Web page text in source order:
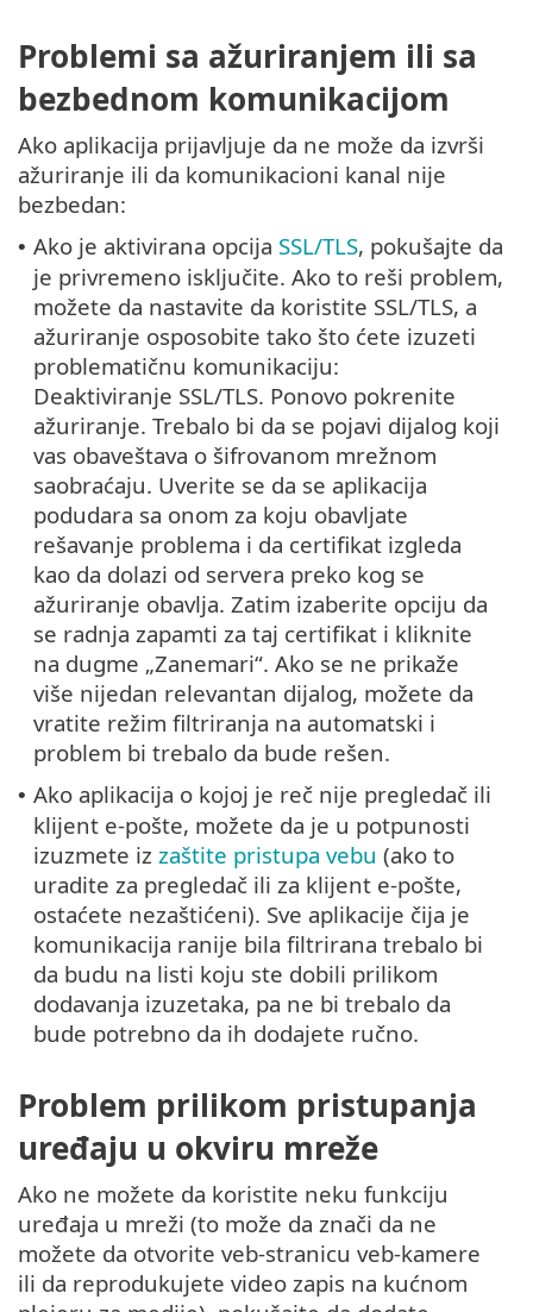
Problemi sa ažuriranjem ili sa
bezbednom komunikacijom
Ako aplikacija prijavljuje da ne može da izvrši
ažuriranje ili da komunikacioni kanal nije
bezbedan:
• Ako je aktivirana opcija SSL/TLS, pokušajte da
je privremeno isključite. Ako to reši problem,
možete da nastavite da koristite SSL/TLS, a
ažuriranje osposobite tako što ćete izuzeti
problematičnu komunikaciju:
Deaktiviranje SSL/TLS. Ponovo pokrenite
ažuriranje. Trebalo bi da se pojavi dijalog koji
vas obaveštava o šifrovanom mrežnom
saobraćaju. Uverite se da se aplikacija
podudara sa onom za koju obavljate
rešavanje problema i da certifikat izgleda
kao da dolazi od servera preko kog se
ažuriranje obavlja. Zatim izaberite opciju da
se radnja zapamti za taj certifikat i kliknite
na dugme „Zanemari“. Ako se ne prikaže
više nijedan relevantan dijalog, možete da
vratite režim filtriranja na automatski i
problem bi trebalo da bude rešen.
• Ako aplikacija o kojoj je reč nije pregledač ili
klijent e-pošte, možete da je u potpunosti
izuzmete iz zaštite pristupa vebu (ako to
uradite za pregledač ili za klijent e-pošte,
ostaćete nezaštićeni). Sve aplikacije čija je
komunikacija ranije bila filtrirana trebalo bi
da budu na listi koju ste dobili prilikom
dodavanja izuzetaka, pa ne bi trebalo da
bude potrebno da ih dodajete ručno.
Problem prilikom pristupanja
uređaju u okviru mreže
Ako ne možete da koristite neku funkciju
uređaja u mreži (to može da znači da ne
možete da otvorite veb-stranicu veb-kamere
ili da reprodukujete video zapis na kućnom